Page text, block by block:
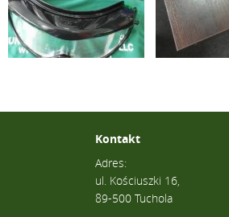
Kontakt
Adres:
ul. Kościuszki 16,
89-500 Tuchola